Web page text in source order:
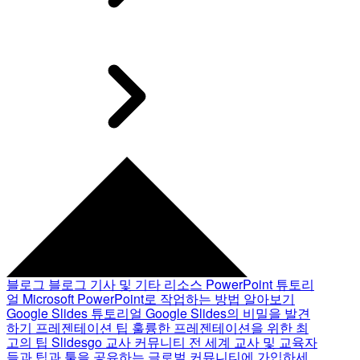
블로그 블로그 기사 및 기타 리소스 PowerPoint 튜토리
얼 Microsoft PowerPoint로 작업하는 방법 알아보기
Google Slides 튜토리얼 Google Slides의 비밀을 발견
하기 프레젠테이션 팁 훌륭한 프레젠테이션을 위한 최
고의 팁 Slidesgo 교사 커뮤니티 전 세계 교사 및 교육자